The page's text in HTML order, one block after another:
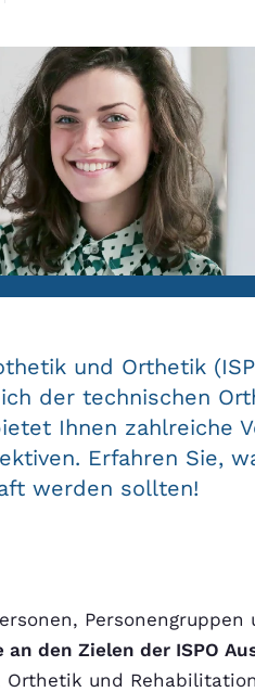
und Orthetik
der technischen
Ihnen zahlreiche
Erfahren Sie,
werden sollten!
Personengruppen
an den Zielen der ISPO
und